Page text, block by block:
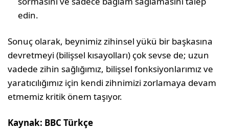
edin.
Sonuç olarak, beynimiz zihinsel yükü bir başkasına
devretmeyi (bilişsel kısayolları) çok sevse de; uzun
vadede zihin sağlığımız, bilişsel fonksiyonlarımız ve
yaratıcılığımız için kendi zihnimizi zorlamaya devam
etmemiz kritik önem taşıyor.
Kaynak: BBC Türkçe